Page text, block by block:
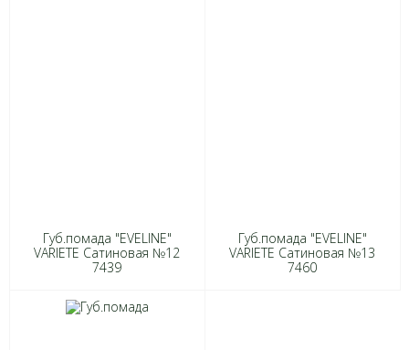
Губ.помада "EVELINE"
VARIETE Сатиновая №12
7439
Губ.помада "EVELINE"
VARIETE Сатиновая №13
7460